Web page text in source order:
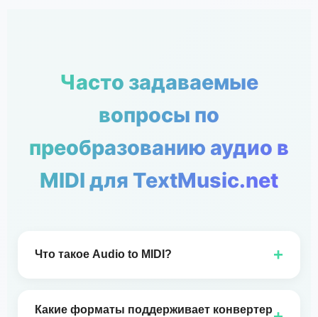
Часто задаваемые
вопросы по
преобразованию аудио в
MIDI для TextMusic.net
Что такое Audio to MIDI? +
данные MIDI-нот, чтобы вы могли
Какие форматы поддерживает конвертер